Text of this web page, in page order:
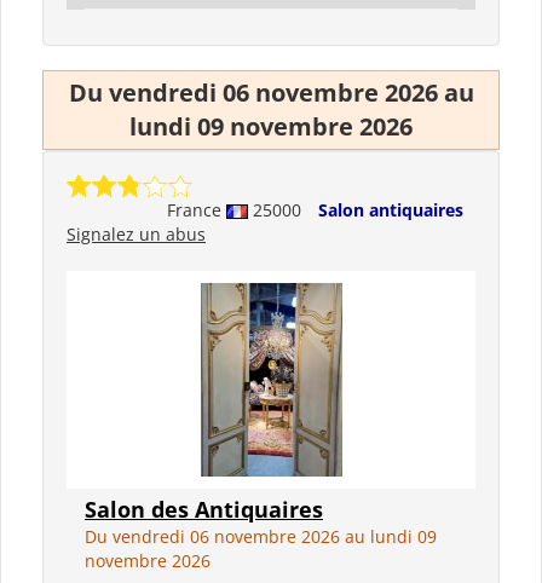
Du vendredi 06 novembre 2026 au
lundi 09 novembre 2026
France 25000
Salon antiquaires
Signalez un abus
Salon des Antiquaires
Du vendredi 06 novembre 2026 au lundi 09
novembre 2026